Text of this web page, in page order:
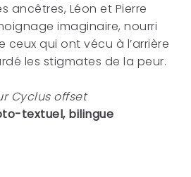
ancêtres, Léon et Pierre
imaginaire, nourri
ceux qui ont vécu à l’arrière
les stigmates de la peur.
Cyclus offset
textuel, bilingue